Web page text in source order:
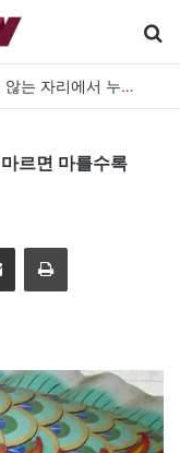
[신간] 대통령의 등 뒤 1미터…“보이지 않는 자리에서 누구를 지킨다는 것”
르면 마를수록
이메일